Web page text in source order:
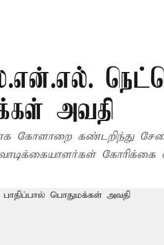
அவதி
கோளாறை கண்டறிந்து
கோரிக்கை